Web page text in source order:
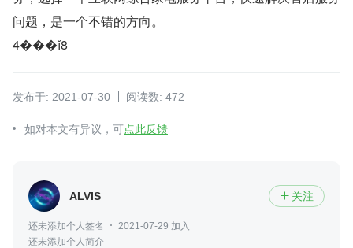
问题，是一个不错的方向。
4���ǐ8
发布于: 2021-07-30 阅读数: 472
如对本文有异议，可点此反馈
ALVIS  关注
还未添加个人签名
2021-07-29 加入
还未添加个人简介